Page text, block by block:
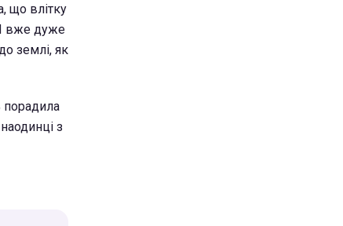
що влітку
Я вже дуже
землі, як
порадила
з